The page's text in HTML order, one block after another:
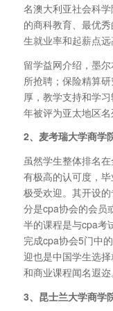
名澳大利亚社会科
的商科教育、最优
生就业率和起薪点远
留学益网介绍，墨
所抢聘；保险精算
厚，教学支持和学
年被评为亚太地区名
2、麦考瑞大学商学
虽然学生整体排名
有极高的认可度，
极受欢迎。其开设
分是cpa协会的会员
半的课程是与cpa考
完成cpa协会5门中
迎也是中国学生选
和商业课程闻名遐迩
3、昆士兰大学商学